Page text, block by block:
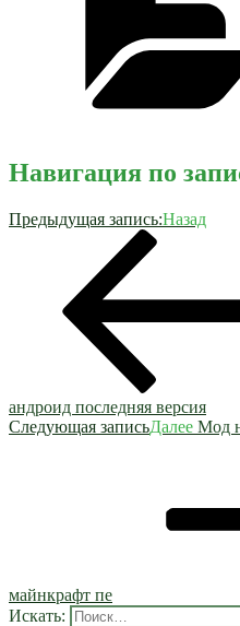
Навигация по
Предыдущая запись:Назад
андроид последняя версия
Следующая записьДалее Мод
майнкрафт пе
Искать: